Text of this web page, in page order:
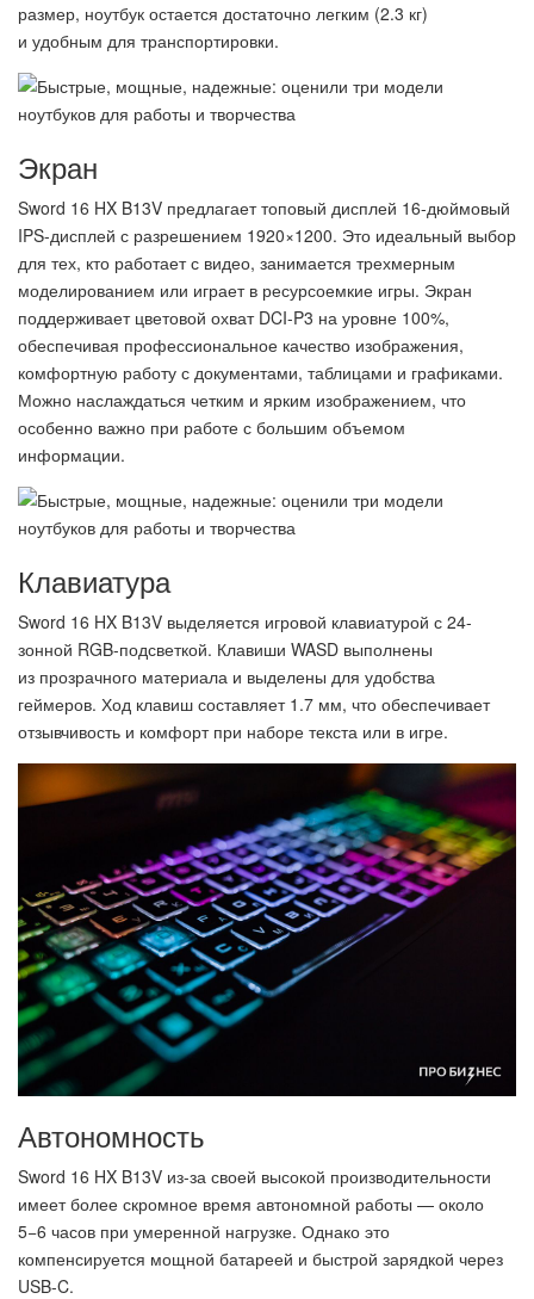
размер, ноутбук остается достаточно легким (2.3 кг)
и удобным для транспортировки.
Экран
Sword 16 HX B13V предлагает топовый дисплей 16-дюймовый
IPS-дисплей с разрешением 1920×1200. Это идеальный выбор
для тех, кто работает с видео, занимается трехмерным
моделированием или играет в ресурсоемкие игры. Экран
поддерживает цветовой охват DCI-P3 на уровне 100%,
обеспечивая профессиональное качество изображения,
комфортную работу с документами, таблицами и графиками.
Можно наслаждаться четким и ярким изображением, что
особенно важно при работе с большим объемом
информации.
Клавиатура
Sword 16 HX B13V выделяется игровой клавиатурой с 24-
зонной RGB-подсветкой. Клавиши WASD выполнены
из прозрачного материала и выделены для удобства
геймеров. Ход клавиш составляет 1.7 мм, что обеспечивает
отзывчивость и комфорт при наборе текста или в игре.
Автономность
Sword 16 HX B13V из-за своей высокой производительности
имеет более скромное время автономной работы — около
5−6 часов при умеренной нагрузке. Однако это
компенсируется мощной батареей и быстрой зарядкой через
USB-C.